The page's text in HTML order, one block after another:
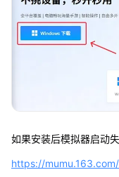
如果安装后模拟器启动
https://